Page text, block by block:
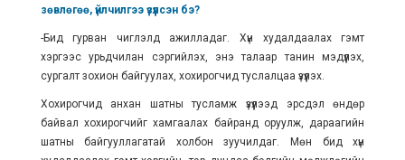
зөвлөгөө, үйлчилгээ үзүүлсэн бэ?
-Бид гурван чиглэлд ажилладаг. Хүн худалдаалах гэмт
хэргээс урьдчилан сэргийлэх, энэ талаар танин мэдүүлэх,
сургалт зохион байгуулах, хохирогчид туслалцаа үзүүлэх.
Хохирогчид анхан шатны тусламж үзүүлээд эрсдэл өндөр
байвал хохирогчийг хамгаалах байранд оруулж, дараагийн
шатны байгууллагатай холбон зуучилдаг. Мөн бид хүн